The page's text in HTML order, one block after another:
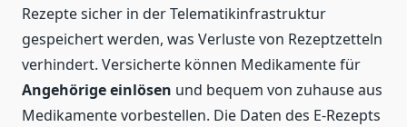
Rezepte sicher in der Telematikinfrastruktur
gespeichert werden, was Verluste von Rezeptzetteln
verhindert. Versicherte können Medikamente für
Angehörige einlösen und bequem von zuhause aus
Medikamente vorbestellen. Die Daten des E-Rezepts